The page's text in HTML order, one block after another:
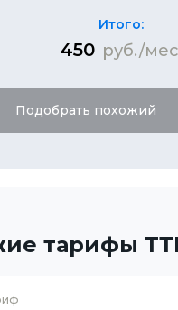
Итого:
450 руб./
Подобрать похожий
тарифы